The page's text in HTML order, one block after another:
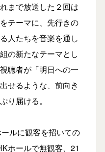
まで放送した２回は
テーマに、先行きの
人たちを音楽を通し
の新たなテーマとし
聴者が「明日への一
せるような、前向き
り届ける。
ルに観客を招いての
ホールで無観客、21